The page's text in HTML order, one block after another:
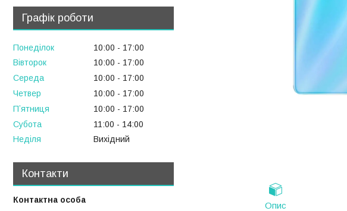
Опис
Графік роботи
Понеділок 10:00
17:00
Вівторок
10:00
17:00
Середа
10:00
17:00
Четвер
10:00
17:00
Пʼятниця
10:00
17:00
Субота
11:00
14:00
Неділя
Вихідний
Контакти